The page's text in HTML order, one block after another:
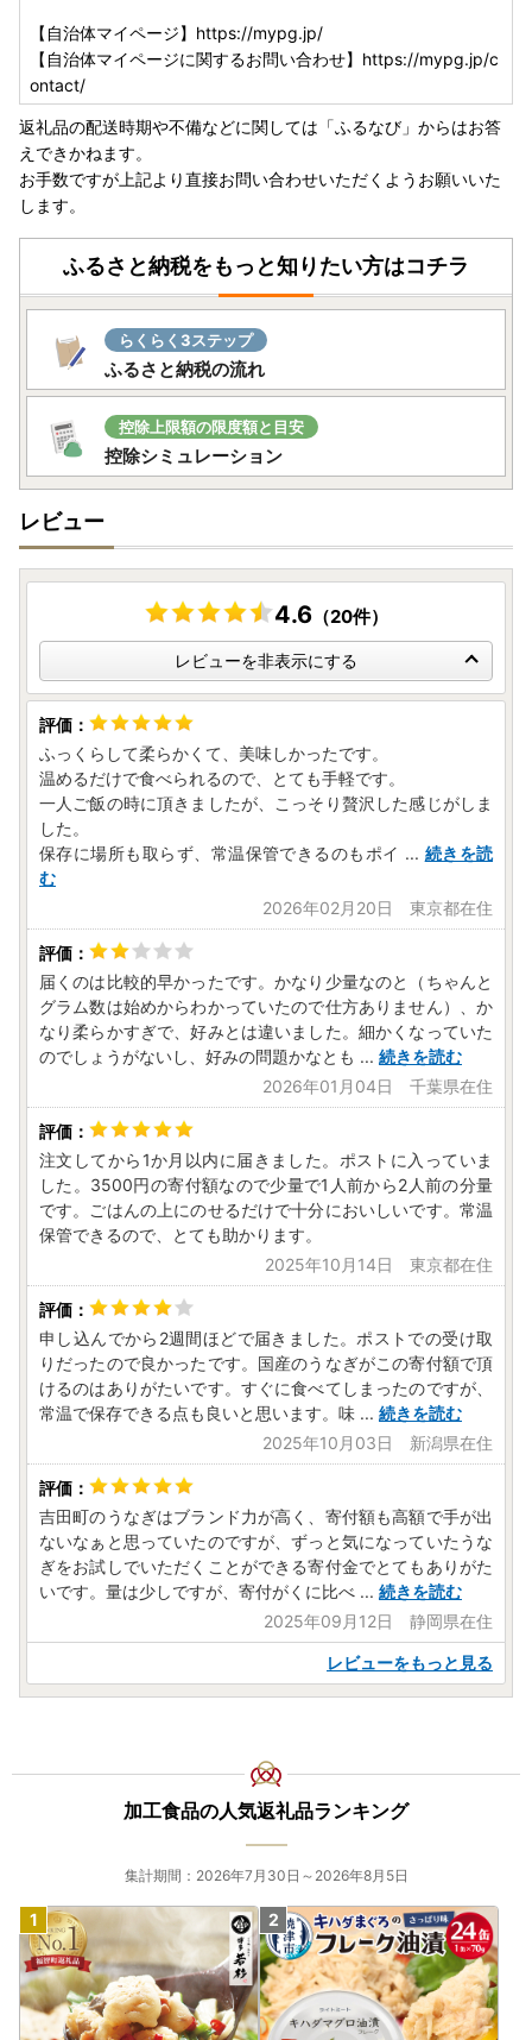
ください。経過しすぎると対応できません。
・カラーやサイズ、種類などを選択する返礼品について、ご
希望がある場合は必ず備考欄に記入いただきますようお願い
いたします。
・返礼品の送付は、吉田町外にお住まいの方に限らせていた
だきます。
★個人情報について
吉田町ふるさと納税事業の範囲内で各種委託業者に情報提供
します。
・ふるさと納税事務処理、申請書類の各種手続きのため
・お礼の品発送のため
・お問い合わせ回答、履歴管理、サービス向上のため
・ふるさと納税のカタログ、メールマガジン、資料の送付、
その他サービスの提供のため
【自治体マイページ】https://mypg.jp/
【自治体マイページに関するお問い合わせ】https://mypg.jp/c
ontact/
返礼品の配送時期や不備などに関しては「ふるなび」からはお答
えできかねます。
お手数ですが上記より直接お問い合わせいただくようお願いいた
します。
ふるさと納税をもっと知りたい方はコチラ
らくらく3ステップ
ふるさと納税の流れ
控除上限額の限度額と目安
控除シミュレーション
レビュー
4.6（20件）
レビューを非表示にする
ふっくらして柔らかくて、美味しかったです。
温めるだけで食べられるので、とても手軽です。
一人ご飯の時に頂きましたが、こっそり贅沢した感じがしま
した。
保存に場所も取らず、常温保管できるのもポイ ... 続きを読
む
2026年02月20日 東京都在住
届くのは比較的早かったです。かなり少量なのと（ちゃんと
グラム数は始めからわかっていたので仕方ありません）、か
なり柔らかすぎで、好みとは違いました。細かくなっていた
のでしょうがないし、好みの問題かなとも ... 続きを読む
2026年01月04日 千葉県在住
注文してから1か月以内に届きました。ポストに入っていま
した。3500円の寄付額なので少量で1人前から2人前の分量
です。ごはんの上にのせるだけで十分においしいです。常温
保管できるので、とても助かります。
2025年10月14日 東京都在住
申し込んでから2週間ほどで届きました。ポストでの受け取
りだったので良かったです。国産のうなぎがこの寄付額で頂
けるのはありがたいです。すぐに食べてしまったのですが、
常温で保存できる点も良いと思います。味 ... 続きを読む
2025年10月03日 新潟県在住
吉田町のうなぎはブランド力が高く、寄付額も高額で手が出
ないなぁと思っていたのですが、ずっと気になっていたうな
ぎをお試しでいただくことができる寄付金でとてもありがた
いです。量は少しですが、寄付がくに比べ ... 続きを読む
2025年09月12日 静岡県在住
レビューをもっと見る
加工食品の人気返礼品ランキング
集計期間：2026年7月30日～2026年8月5日